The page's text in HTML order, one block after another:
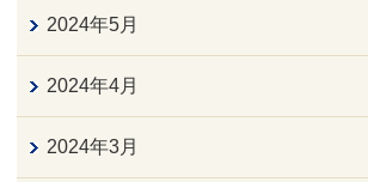
2024年5月
2024年4月
2024年3月